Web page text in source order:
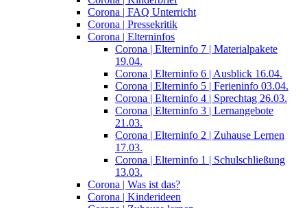
Corona | FAQ Unterricht
Corona | Pressekritik
Corona | Elterninfos
Corona | Elterninfo 7 | Materialpakete
19.04.
Corona | Elterninfo 6 | Ausblick 16.04.
Corona | Elterninfo 5 | Ferieninfo 03.04.
Corona | Elterninfo 4 | Sprechtag 26.03.
Corona | Elterninfo 3 | Lernangebote
21.03.
Corona | Elterninfo 2 | Zuhause Lernen
17.03.
Corona | Elterninfo 1 | Schulschließung
13.03.
Corona | Was ist das?
Corona | Kinderideen